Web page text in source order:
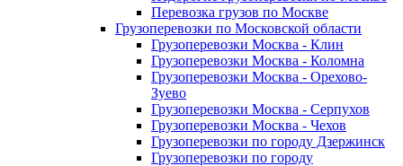
Перевозка грузов по Москве
Грузоперевозки по Московской области
Грузоперевозки Москва - Клин
Грузоперевозки Москва - Коломна
Грузоперевозки Москва - Орехово-
Зуево
Грузоперевозки Москва - Серпухов
Грузоперевозки Москва - Чехов
Грузоперевозки по городу Дзержинск
Грузоперевозки по городу